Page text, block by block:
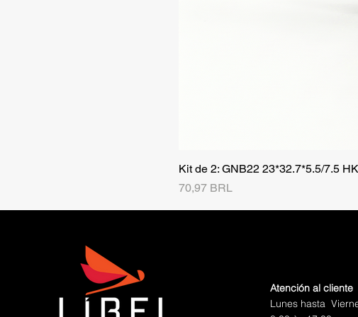
Kit de 2: GNB22 23*32.7*5.5/7.5
Precio
70,97 BRL
Atención al cliente
Lunes hasta